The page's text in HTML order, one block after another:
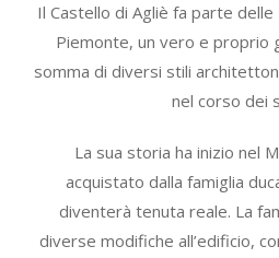
Il Castello di Agliè fa parte
Piemonte, un vero e proprio
somma di diversi stili
nel corso dei
La sua storia ha inizio nel
acquistato dalla famiglia
diventerà tenuta reale. La
diverse modifiche all’edificio,